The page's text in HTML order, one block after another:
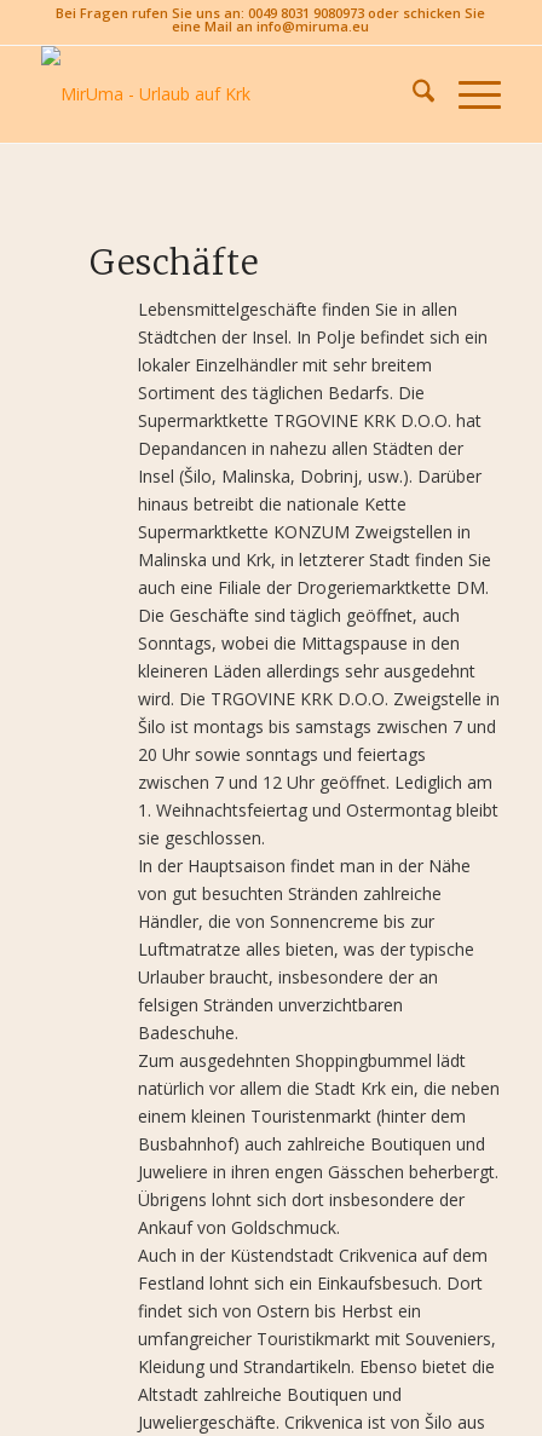
Bei Fragen rufen Sie uns an: 0049 8031 9080973 oder schicken Sie
eine Mail an info@miruma.eu
Geschäfte
Lebensmittelgeschäfte finden Sie in allen
Städtchen der Insel. In Polje befindet sich ein
lokaler Einzelhändler mit sehr breitem
Sortiment des täglichen Bedarfs. Die
Supermarktkette TRGOVINE KRK D.O.O. hat
Depandancen in nahezu allen Städten der
Insel (Šilo, Malinska, Dobrinj, usw.). Darüber
hinaus betreibt die nationale Kette
Supermarktkette KONZUM Zweigstellen in
Malinska und Krk, in letzterer Stadt finden Sie
auch eine Filiale der Drogeriemarktkette DM.
Die Geschäfte sind täglich geöffnet, auch
Sonntags, wobei die Mittagspause in den
kleineren Läden allerdings sehr ausgedehnt
wird. Die TRGOVINE KRK D.O.O. Zweigstelle in
Šilo ist montags bis samstags zwischen 7 und
20 Uhr sowie sonntags und feiertags
zwischen 7 und 12 Uhr geöffnet. Lediglich am
1. Weihnachtsfeiertag und Ostermontag bleibt
sie geschlossen.
In der Hauptsaison findet man in der Nähe
von gut besuchten Stränden zahlreiche
Händler, die von Sonnencreme bis zur
Luftmatratze alles bieten, was der typische
Urlauber braucht, insbesondere der an
felsigen Stränden unverzichtbaren
Badeschuhe.
Zum ausgedehnten Shoppingbummel lädt
natürlich vor allem die Stadt Krk ein, die neben
einem kleinen Touristenmarkt (hinter dem
Busbahnhof) auch zahlreiche Boutiquen und
Juweliere in ihren engen Gässchen beherbergt.
Übrigens lohnt sich dort insbesondere der
Ankauf von Goldschmuck.
Auch in der Küstendstadt Crikvenica auf dem
Festland lohnt sich ein Einkaufsbesuch. Dort
findet sich von Ostern bis Herbst ein
umfangreicher Touristikmarkt mit Souveniers,
Kleidung und Strandartikeln. Ebenso bietet die
Altstadt zahlreiche Boutiquen und
Juweliergeschäfte. Crikvenica ist von Šilo aus